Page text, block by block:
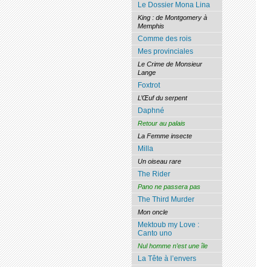
Le Dossier Mona Lina
King : de Montgomery à
Memphis
Comme des rois
Mes provinciales
Le Crime de Monsieur
Lange
Foxtrot
L’Œuf du serpent
Daphné
Retour au palais
La Femme insecte
Milla
Un oiseau rare
The Rider
Pano ne passera pas
The Third Murder
Mon oncle
Mektoub my Love :
Canto uno
Nul homme n’est une île
La Tête à l’envers